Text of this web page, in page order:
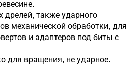
дрелей, также ударного
механической обработки, для
и адаптеров под биты с
для вращения, не ударное.